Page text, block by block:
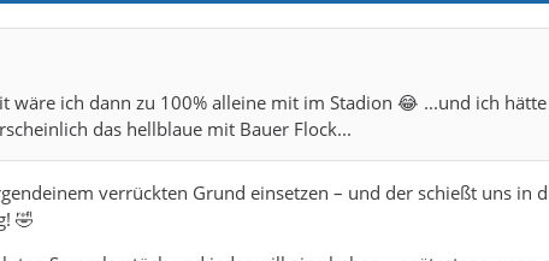
wäre ich dann zu 100% alleine mit im Stadion 😂 ...und ich
das hellblaue mit Bauer Flock...
verrückten Grund einsetzen – und der schießt uns in
🤣